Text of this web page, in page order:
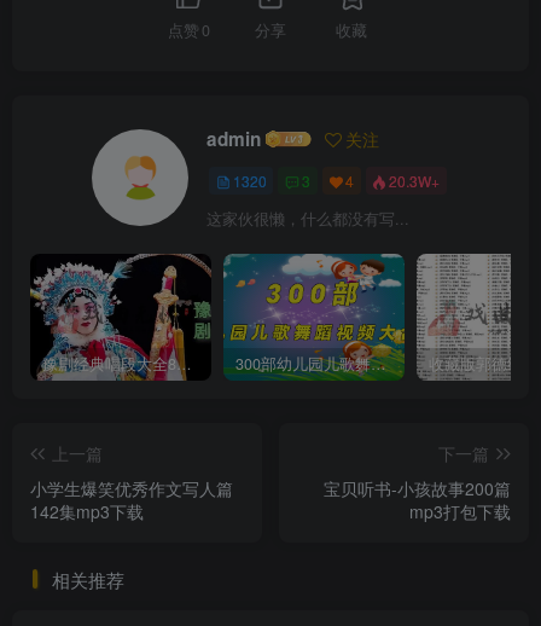
点赞 0 分享 收藏
admin 关注
1320 3 4 20.3W+
这家伙很懒，什么都没有写...
豫剧经典唱段大全850首mp3打包戏曲下载 300部幼儿园儿歌舞蹈视频大合集
上一篇
小学生爆笑优秀作文写人篇
142集mp3下载
下一篇
宝贝听书-小孩故事200篇
mp3打包下载
相关推荐